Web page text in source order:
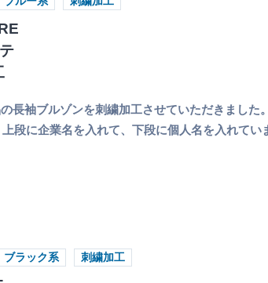
長袖ブルゾンを刺繍加工させていただきました
段に企業名を入れて、下段に個人名を入れてい
ブラック系 刺繍加工